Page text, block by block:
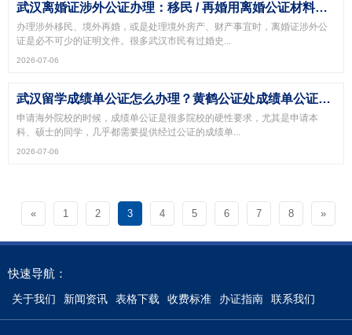
武汉离婚证涉外公证办理：移民 / 再婚用离婚公证材料与流程
办理涉外移民、境外再婚，或是处理境外房产、财产事宜时，离婚证涉外公
证是必不可少的证明文件。很多武汉市民有过婚史...
2026-07-06
武汉留学成绩单公证怎么办理？黄鹤公证处成绩单公证全攻略
申请海外院校的时候，成绩单公证是很多院校的硬性要求，尤其是申请本
科、硕士的同学，几乎都需要提供经过公证的成绩单...
2026-07-06
« 1 2 3 4 5 6 7 8 »
快速导航：
关于我们 新闻资讯 表格下载 收费标准 办证指南 联系我们